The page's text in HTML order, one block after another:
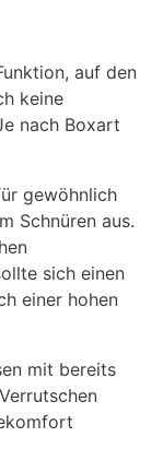
auf den
keine
nach Boxart
gewöhnlich
Schnüren aus.
sich einen
einer hohen
mit bereits